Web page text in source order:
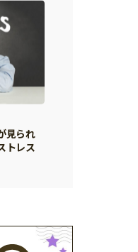
見られ
トレス